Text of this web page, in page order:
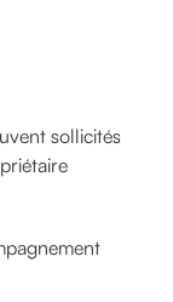
sollicités